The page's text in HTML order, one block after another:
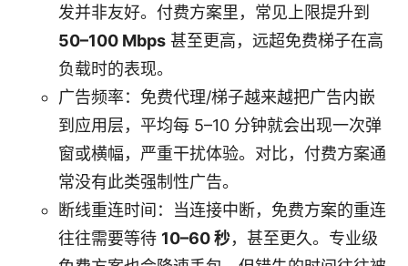
发并非友好。付费方案里，常见上限提升到
50–100 Mbps 甚至更高，远超免费梯子在高
负载时的表现。
广告频率：免费代理/梯子越来越把广告内嵌
到应用层，平均每 5–10 分钟就会出现一次弹
窗或横幅，严重干扰体验。对比，付费方案通
常没有此类强制性广告。
断线重连时间：当连接中断，免费方案的重连
往往需要等待 10–60 秒，甚至更久。专业级